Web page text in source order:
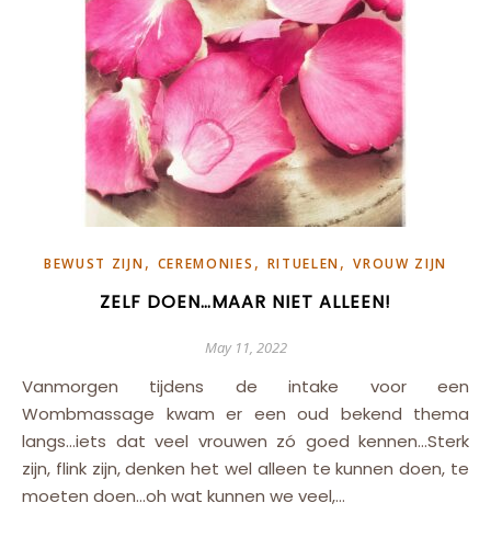
BEWUST ZIJN, CEREMONIES , RITUELEN,VROUW ZIJN
ZELF DOEN…MAAR NIET ALLEEN!
May 11, 2022
Vanmorgen tijdens de intake voor een
Wombmassage kwam er een oud bekend thema
langs…iets dat veel vrouwen zó goed kennen…Sterk
zijn, flink zijn, denken het wel alleen te kunnen doen, te
moeten doen…oh wat kunnen we veel,…